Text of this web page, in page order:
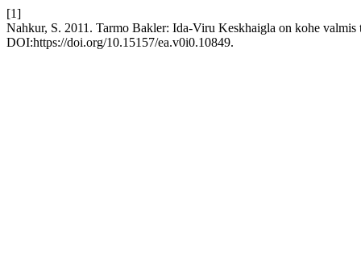
[1]
Nahkur, S. 2011. Tarmo Bakler: Ida-Viru Keskhaigla on kohe
DOI:https://doi.org/10.15157/ea.v0i0.10849.